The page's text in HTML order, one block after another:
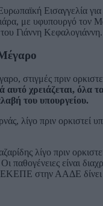
Εισαγγελία
με υφυπουργό
Γιάννη Κεφαλογιάννη.
στιγμές πριν
αυτό χρειάζεται, όλα
του υπουργείου.
λίγο πριν ορκιστεί
λίγο πριν
είναι
στην ΑΑΔΕ δίνει